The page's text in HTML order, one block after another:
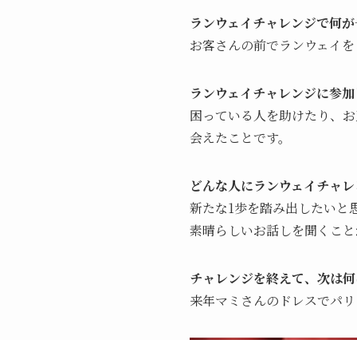
ランウェイチャレンジで何
お客さんの前でランウェイ
ランウェイチャレンジに参
困っている人を助けたり、
会えたことです。
どんな人にランウェイチャ
新たな1歩を踏み出したいと
素晴らしいお話しを聞くこ
チャレンジを終えて、次は
来年マミさんのドレスでパ